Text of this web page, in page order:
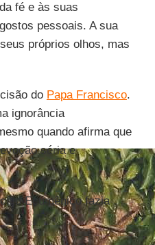
fé e às suas
pessoais. A sua
próprios olhos, mas
do Papa Francisco.
ignorância
quando afirma que
séria e
Ecumênico fazia